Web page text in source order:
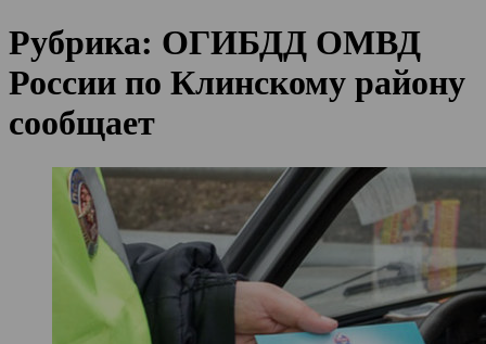
Рубрика: ОГИБДД ОМВД
России по Клинскому району
сообщает